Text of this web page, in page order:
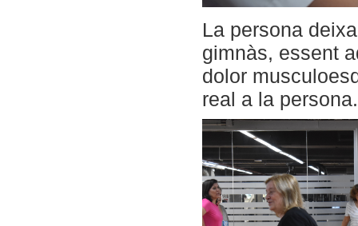
La persona
gimnàs, essent
dolor
real a la persona.